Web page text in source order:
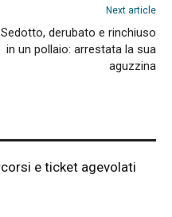
Next article
Sedotto, derubato e rinchiuso
in un pollaio: arrestata la sua
aguzzina
e ticket agevolati